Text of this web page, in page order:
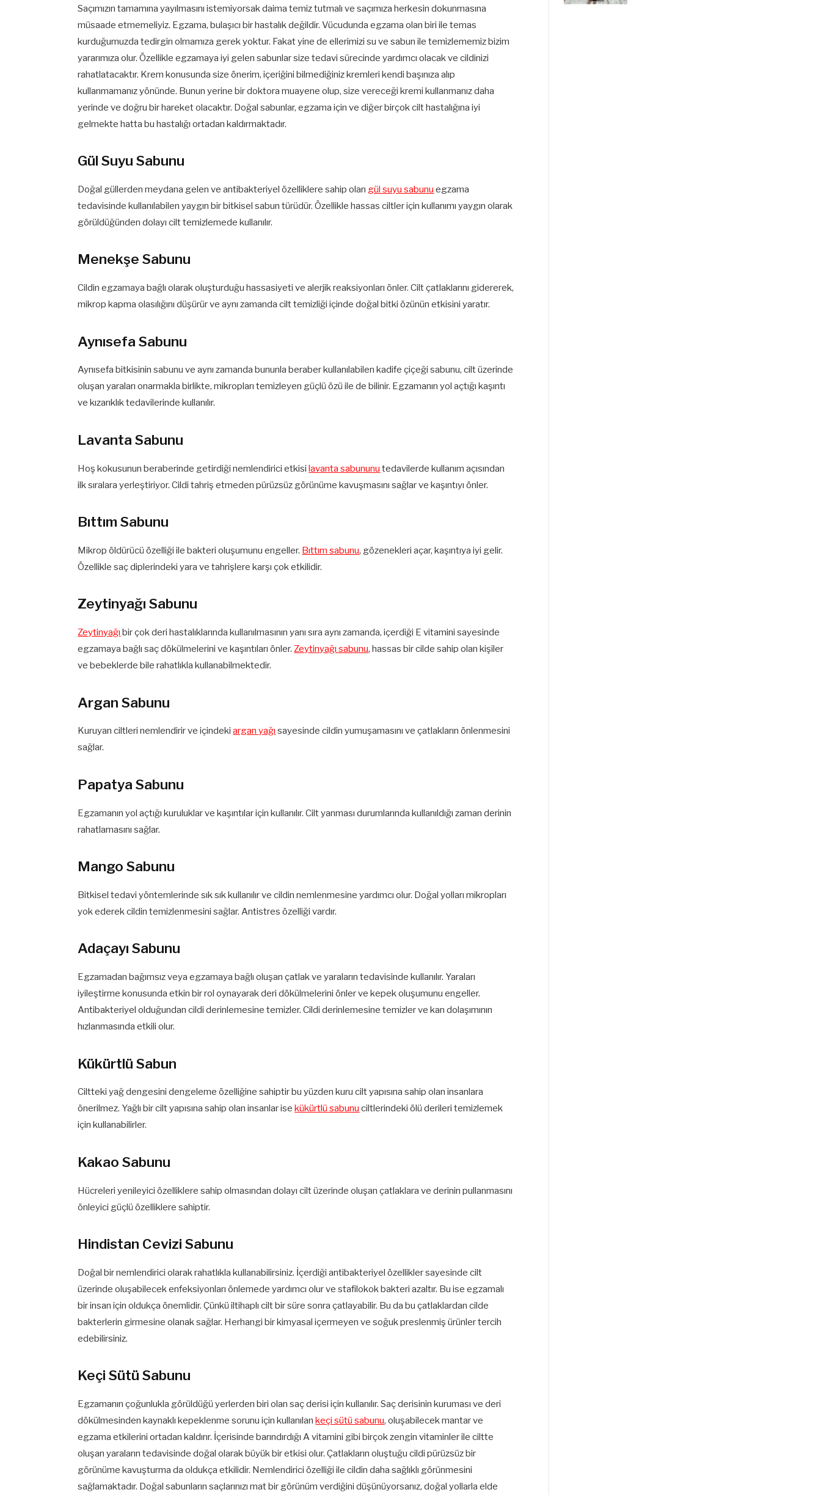
Saçımızın tamamına yayılmasını istemiyorsak daima temiz tutmalı ve saçımıza herkesin dokunmasına
müsaade etmemeliyiz. Egzama, bulaşıcı bir hastalık değildir. Vücudunda egzama olan biri ile temas
kurduğumuzda tedirgin olmamıza gerek yoktur. Fakat yine de ellerimizi su ve sabun ile temizlememiz bizim
yararımıza olur. Özellikle egzamaya iyi gelen sabunlar size tedavi sürecinde yardımcı olacak ve cildinizi
rahatlatacaktır. Krem konusunda size önerim, içeriğini bilmediğiniz kremleri kendi başınıza alıp
kullanmamanız yönünde. Bunun yerine bir doktora muayene olup, size vereceği kremi kullanmanız daha
yerinde ve doğru bir hareket olacaktır. Doğal sabunlar, egzama için ve diğer birçok cilt hastalığına iyi
gelmekte hatta bu hastalığı ortadan kaldırmaktadır.
Gül Suyu Sabunu
Doğal güllerden meydana gelen ve antibakteriyel özelliklere sahip olan gül suyu sabunu egzama
tedavisinde kullanılabilen yaygın bir bitkisel sabun türüdür. Özellikle hassas ciltler için kullanımı yaygın olarak
görüldüğünden dolayı cilt temizlemede kullanılır.
Menekşe Sabunu
Cildin egzamaya bağlı olarak oluşturduğu hassasiyeti ve alerjik reaksiyonları önler. Cilt çatlaklarını gidererek,
mikrop kapma olasılığını düşürür ve aynı zamanda cilt temizliği içinde doğal bitki özünün etkisini yaratır.
Aynısefa Sabunu
Aynısefa bitkisinin sabunu ve aynı zamanda bununla beraber kullanılabilen kadife çiçeği sabunu, cilt üzerinde
oluşan yaraları onarmakla birlikte, mikropları temizleyen güçlü özü ile de bilinir. Egzamanın yol açtığı kaşıntı
ve kızarıklık tedavilerinde kullanılır.
Lavanta Sabunu
Hoş kokusunun beraberinde getirdiği nemlendirici etkisilavanta sabununu tedavilerde kullanım açısından
ilk sıralara yerleştiriyor. Cildi tahriş etmeden pürüzsüz görünüme kavuşmasını sağlar ve kaşıntıyı önler.
Bıttım Sabunu
Mikrop öldürücü özelliği ile bakteri oluşumunu engeller. Bıttım sabunu, gözenekleri açar, kaşıntıya iyi gelir.
Özellikle saç diplerindeki yara ve tahrişlere karşı çok etkilidir.
Zeytinyağı Sabunu
Zeytinyağı bir çok deri hastalıklarında kullanılmasının yanı sıra aynı zamanda, içerdiği E vitamini sayesinde
egzamaya bağlı saç dökülmelerini ve kaşıntıları önler.Zeytinyağı sabunu, hassas bir cilde sahip olan kişiler
ve bebeklerde bile rahatlıkla kullanabilmektedir.
Argan Sabunu
Kuruyan ciltleri nemlendirir ve içindekiargan yağı sayesinde cildin yumuşamasını ve çatlakların önlenmesini
sağlar.
Papatya Sabunu
Egzamanın yol açtığı kuruluklar ve kaşıntılar için kullanılır. Cilt yanması durumlarında kullanıldığı zaman derinin
rahatlamasını sağlar.
Mango Sabunu
Bitkisel tedavi yöntemlerinde sık sık kullanılır ve cildin nemlenmesine yardımcı olur. Doğal yolları mikropları
yok ederek cildin temizlenmesini sağlar. Antistres özelliği vardır.
Adaçayı Sabunu
Egzamadan bağımsız veya egzamaya bağlı oluşan çatlak ve yaraların tedavisinde kullanılır. Yaraları
iyileştirme konusunda etkin bir rol oynayarak deri dökülmelerini önler ve kepek oluşumunu engeller.
Antibakteriyel olduğundan cildi derinlemesine temizler. Cildi derinlemesine temizler ve kan dolaşımının
hızlanmasında etkili olur.
Kükürtlü Sabun
Ciltteki yağ dengesini dengeleme özelliğine sahiptir bu yüzden kuru cilt yapısına sahip olan insanlara
önerilmez. Yağlı bir cilt yapısına sahip olan insanlar ise kükürtlü sabunu ciltlerindeki ölü derileri temizlemek
için kullanabilirler.
Kakao Sabunu
Hücreleri yenileyici özelliklere sahip olmasından dolayı cilt üzerinde oluşan çatlaklara ve derinin pullanmasını
önleyici güçlü özelliklere sahiptir.
Hindistan Cevizi Sabunu
Doğal bir nemlendirici olarak rahatlıkla kullanabilirsiniz. İçerdiği antibakteriyel özellikler sayesinde cilt
üzerinde oluşabilecek enfeksiyonları önlemede yardımcı olur ve stafilokok bakteri azaltır. Bu ise egzamalı
bir insan için oldukça önemlidir. Çünkü iltihaplı cilt bir süre sonra çatlayabilir. Bu da bu çatlaklardan cilde
bakterlerin girmesine olanak sağlar. Herhangi bir kimyasal içermeyen ve soğuk preslenmiş ürünler tercih
edebilirsiniz.
Keçi Sütü Sabunu
Egzamanın çoğunlukla görüldüğü yerlerden biri olan saç derisi için kullanılır. Saç derisinin kuruması ve deri
dökülmesinden kaynaklı kepeklenme sorunu için kullanılankeçi sütü sabunu, oluşabilecek mantar ve
egzama etkilerini ortadan kaldırır. İçerisinde barındırdığı A vitamini gibi birçok zengin vitaminler ile ciltte
oluşan yaraların tedavisinde doğal olarak büyük bir etkisi olur. Çatlakların oluştuğu cildi pürüzsüz bir
görünüme kavuşturma da oldukça etkilidir. Nemlendirici özelliği ile cildin daha sağlıklı görünmesini
sağlamaktadır. Doğal sabunların saçlarınızı mat bir görünüm verdiğini düşünüyorsanız, doğal yollarla elde